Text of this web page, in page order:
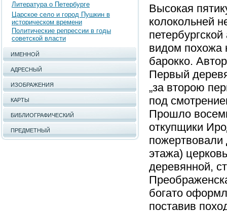
Литература о Петербурге
Царское село и город Пушкин в
историческом времени
Политические репрессии в годы
советской власти
ИМЕННОЙ
АДРЕСНЫЙ
ИЗОБРАЖЕНИЯ
КАРТЫ
БИБЛИОГРАФИЧЕСКИЙ
ПРЕДМЕТНЫЙ
Высокая
колокольней
видом похожа
барокко.
Первый
„за второю
под
Прошло
откупщики
пожертвовали
этажа)
деревянной,
богато
поставив